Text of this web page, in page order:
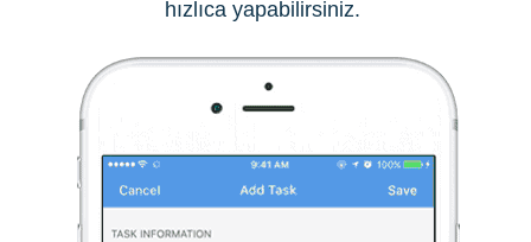
hızlıca yapabilirsiniz.